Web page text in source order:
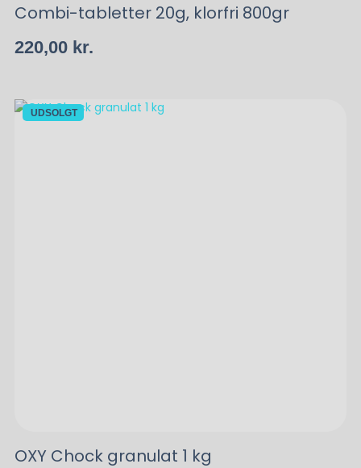
Combi-tabletter 20g, klorfri 800gr
220,00 kr.
UDSOLGT
OXY Chock granulat 1 kg